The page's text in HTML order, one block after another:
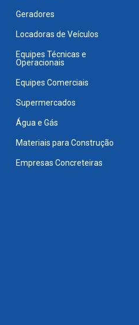
Geradores
Locadoras de Veículos
Equipes Técnicas e
Operacionais
Equipes Comerciais
Supermercados
Água e Gás
Materiais para Construção
Empresas Concreteiras